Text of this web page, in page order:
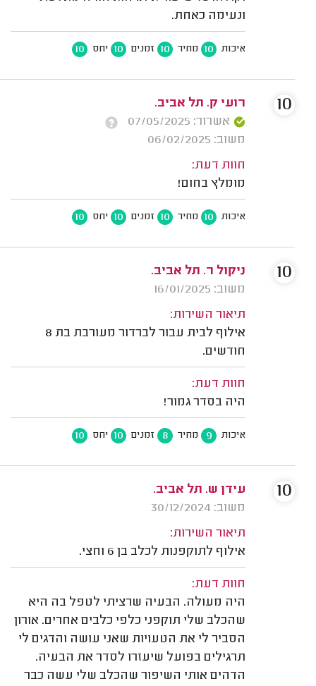
ונעימה כאחת.
איכות 10 מחיר 10 זמנים 10 יחס 10
רועי ק. תל אביב.
אשרור: 07/05/2025
משוב: 06/02/2025
חוות דעת:
מומלץ בחום!
איכות 10 מחיר 10 זמנים 10 יחס 10
10
ניקול ר. תל אביב.
משוב: 16/01/2025
תיאור השירות:
אילוף לבית עבור לברדור מעורבת בת 8
חודשים.
חוות דעת:
היה בסדר גמור!
איכות 9 מחיר 8 זמנים 10 יחס 10
10
עידן ש. תל אביב.
משוב: 30/12/2024
תיאור השירות:
אילוף לתוקפנות לכלב בן 6 וחצי.
חוות דעת:
היה מעולה. הבעיה שרציתי לטפל בה היא
שהכלב שלי תוקפני כלפי כלבים אחרים. אורון
הסביר לי את הטעויות שאני עושה והדגים לי
תרגילים בפועל שיעזרו לסדר את הבעיה.
הדהים אותי השיפור שהכלב שלי עשה כבר
10